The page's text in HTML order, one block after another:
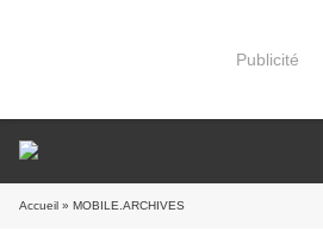
Publicité
Accueil » MOBILE.ARCHIVES